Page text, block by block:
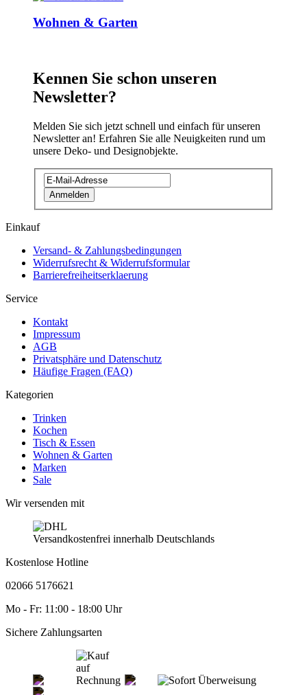
Wohnen & Garten
Kennen Sie schon unseren
Newsletter?
Melden Sie sich jetzt schnell und einfach für unseren
Newsletter an! Erfahren Sie alle Neuigkeiten rund um
unsere Deko- und Designobjekte.
Anmelden
Einkauf
Versand- & Zahlungsbedingungen
Widerrufsrecht & Widerrufsformular
Barrierefreiheitserklaerung
Service
Kontakt
Impressum
AGB
Privatsphäre und Datenschutz
Häufige Fragen (FAQ)
Kategorien
Trinken
Kochen
Tisch & Essen
Wohnen & Garten
Marken
Sale
Wir versenden mit
Versandkostenfrei innerhalb Deutschlands
Kostenlose Hotline
02066 5176621
Mo - Fr: 11:00 - 18:00 Uhr
Sichere Zahlungsarten